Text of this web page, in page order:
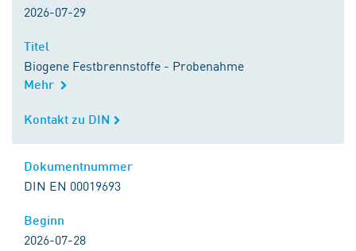
2026-07-29
Titel
Biogene Festbrennstoffe - Probenahme
Mehr
Kontakt zu DIN
Kontakt zu DIN
Dokumentnummer
DIN EN 00019693
Beginn
2026-07-28